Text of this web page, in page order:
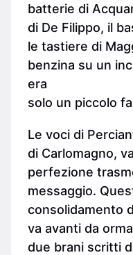
batterie di
di De Filippo, il
le tastiere di
benzina su un
era
solo un piccolo
Le voci di
di Carlomagno,
perfezione
messaggio.
consolidamento
va avanti da
due brani scritti